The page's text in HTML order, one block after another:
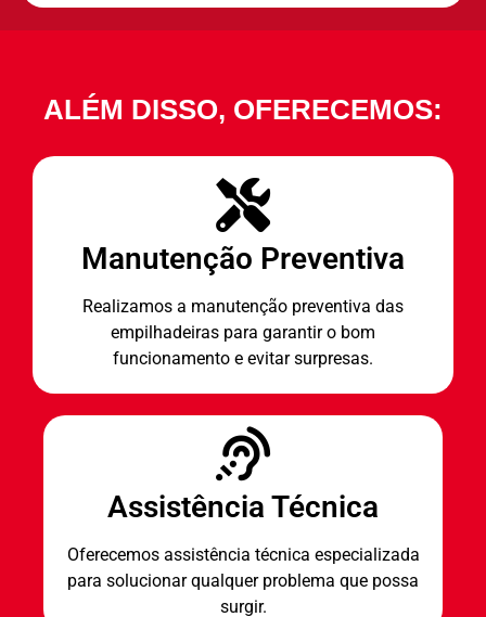
ALÉM DISSO, OFERECEMOS:
Manutenção Preventiva
Realizamos a manutenção preventiva das
empilhadeiras para garantir o bom
funcionamento e evitar surpresas.
Assistência Técnica
Oferecemos assistência técnica especializada
para solucionar qualquer problema que possa
surgir.